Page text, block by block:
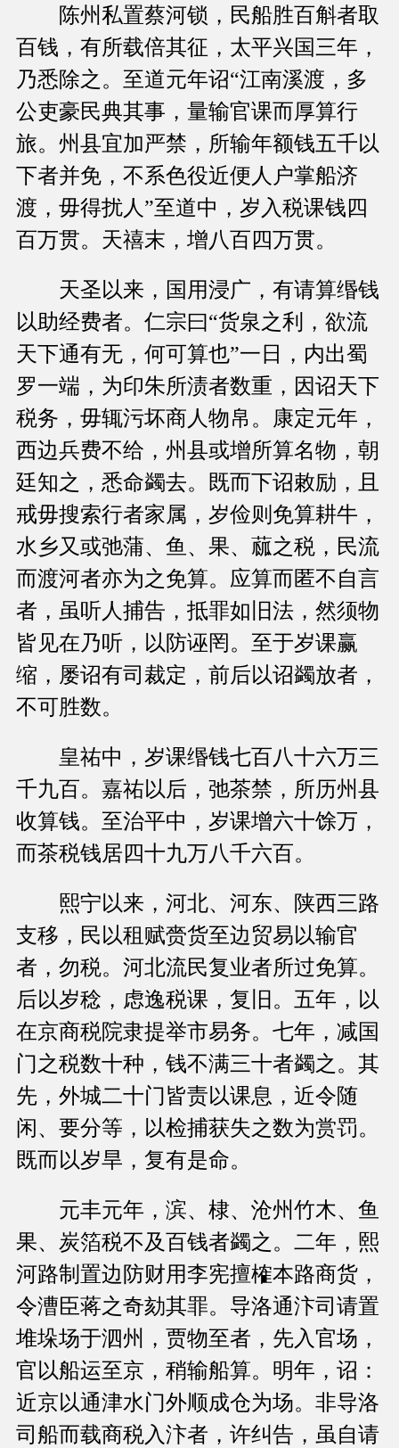
陈州私置蔡河锁，民船胜百斛者取
百钱，有所载倍其征，太平兴国三年，
乃悉除之。至道元年诏“江南溪渡，多
公吏豪民典其事，量输官课而厚算行
旅。州县宜加严禁，所输年额钱五千以
下者并免，不系色役近便人户掌船济
渡，毋得扰人”至道中，岁入税课钱四
百万贯。天禧末，增八百四万贯。
天圣以来，国用浸广，有请算缗钱
以助经费者。仁宗曰“货泉之利，欲流
天下通有无，何可算也”一日，内出蜀
罗一端，为印朱所渍者数重，因诏天下
税务，毋辄污坏商人物帛。康定元年，
西边兵费不给，州县或增所算名物，朝
廷知之，悉命蠲去。既而下诏敕励，且
戒毋搜索行者家属，岁俭则免算耕牛，
水乡又或弛蒲、鱼、果、蓏之税，民流
而渡河者亦为之免算。应算而匿不自言
者，虽听人捕告，抵罪如旧法，然须物
皆见在乃听，以防诬罔。至于岁课赢
缩，屡诏有司裁定，前后以诏蠲放者，
不可胜数。
皇祐中，岁课缗钱七百八十六万三
千九百。嘉祐以后，弛茶禁，所历州县
收算钱。至治平中，岁课增六十馀万，
而茶税钱居四十九万八千六百。
熙宁以来，河北、河东、陕西三路
支移，民以租赋赍货至边贸易以输官
者，勿税。河北流民复业者所过免算。
后以岁稔，虑逸税课，复旧。五年，以
在京商税院隶提举市易务。七年，减国
门之税数十种，钱不满三十者蠲之。其
先，外城二十门皆责以课息，近令随
闲、要分等，以检捕获失之数为赏罚。
既而以岁旱，复有是命。
元丰元年，滨、棣、沧州竹木、鱼
果、炭箔税不及百钱者蠲之。二年，熙
河路制置边防财用李宪擅榷本路商货，
令漕臣蒋之奇劾其罪。导洛通汴司请置
堆垛场于泗州，贾物至者，先入官场，
官以船运至京，稍输船算。明年，诏：
近京以通津水门外顺成仓为场。非导洛
司船而载商税入汴者，许纠告，虽自请